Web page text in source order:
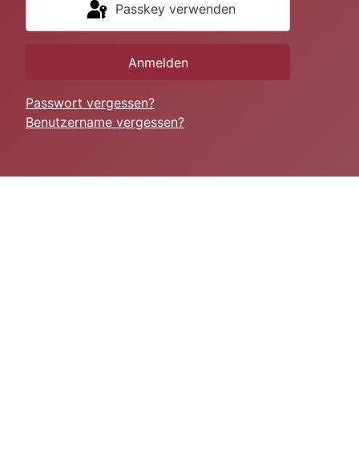
Passkey verwenden
Anmelden
Passwort vergessen?
Benutzername vergessen?